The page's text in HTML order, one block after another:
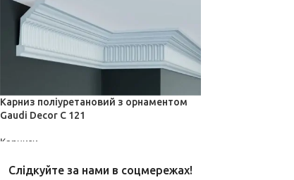
Карниз поліуретановий з орнаментом
Gaudi Decor C 121
Карнизи
ДІЗНАТИСЬ ЦІНУ
Слідкуйте за нами в соцмережах!